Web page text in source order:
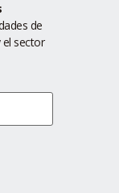
de
el sector